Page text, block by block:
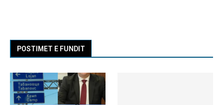
POSTIMET E FUNDIT